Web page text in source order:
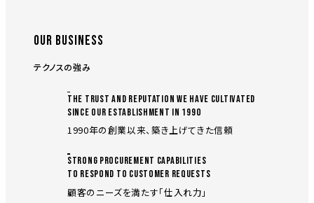
OUR BUSINESS
テクノスの強み
THE TRUST AND REPUTATION WE HAVE CULTIVATED
SINCE OUR ESTABLISHMENT IN 1990
1990年の創業以来、築き上げてきた信頼
STRONG PROCUREMENT CAPABILITIES
TO RESPOND TO CUSTOMER REQUESTS
顧客のニーズを満たす「仕入れ力」